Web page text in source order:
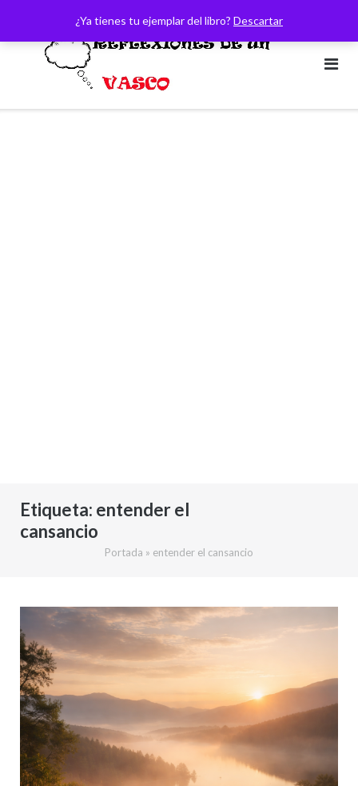
¿Ya tienes tu ejemplar del libro? Descartar
contenido
Etiqueta: entender el
cansancio
Portada » entender el cansancio